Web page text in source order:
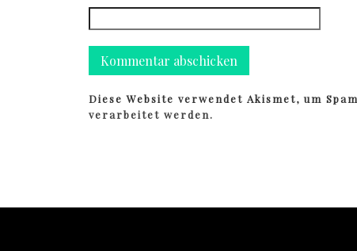
Diese Website verwendet Akismet, um
verarbeitet werden.